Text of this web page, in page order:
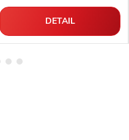
DETAIL